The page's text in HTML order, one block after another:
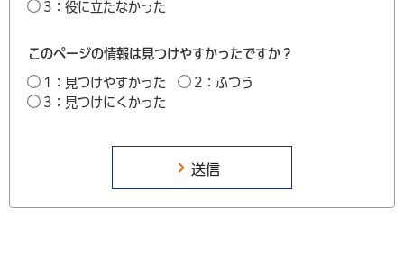
3：役に立たなかった
このページの情報は見つけやすかったですか？
1：見つけやすかった
2：ふつう
3：見つけにくかった